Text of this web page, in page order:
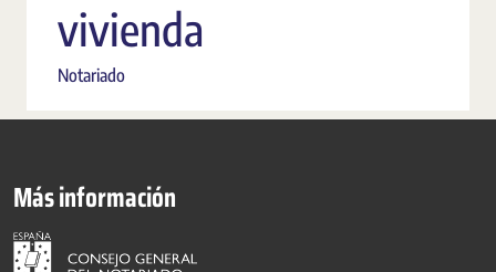
vivienda
Notariado
Más información